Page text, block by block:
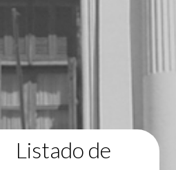
Listado de